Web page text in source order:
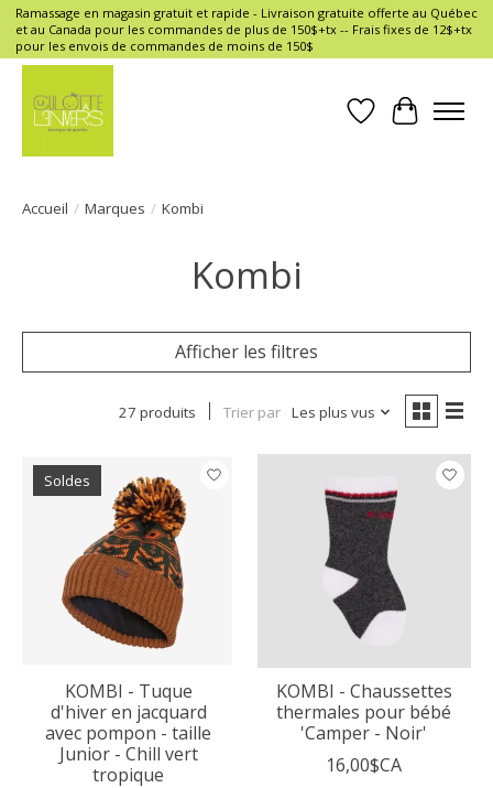
Ramassage en magasin gratuit et rapide - Livraison gratuite offerte au Québec
et au Canada pour les commandes de plus de 150$+tx -- Frais fixes de 12$+tx
pour les envois de commandes de moins de 150$
Liste dePanier
Accueil / Marques / Kombi
Kombi
Afficher les filtres
27 produits Trier par Les plus vus
Soldes
KOMBI - Tuque
d'hiver en jacquard
avec pompon - taille
Junior - Chill vert
tropique
KOMBI - Chaussettes
thermales pour bébé
'Camper - Noir'
16,00$CA